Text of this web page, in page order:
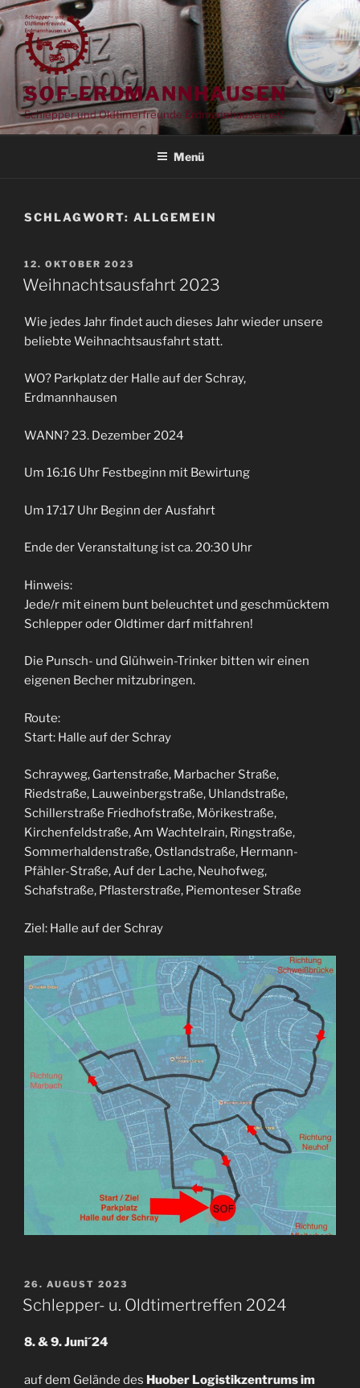
Zum
Inhalt
springen
SOF-ERDMANNHAUSEN
Schlepper und Oldtimerfreunde Erdmannhausen e.V.
Menü
SCHLAGWORT: ALLGEMEIN
VERÖFFENTLICHT
AM
12. OKTOBER 2023
Weihnachtsausfahrt 2023
Wie jedes Jahr findet auch dieses Jahr wieder unsere
beliebte Weihnachtsausfahrt statt.
WO? Parkplatz der Halle auf der Schray,
Erdmannhausen
WANN? 23. Dezember 2024
Um 16:16 Uhr Festbeginn mit Bewirtung
Um 17:17 Uhr Beginn der Ausfahrt
Ende der Veranstaltung ist ca. 20:30 Uhr
Hinweis:
Jede/r mit einem bunt beleuchtet und geschmücktem
Schlepper oder Oldtimer darf mitfahren!
Die Punsch- und Glühwein-Trinker bitten wir einen
eigenen Becher mitzubringen.
Route:
Start: Halle auf der Schray
Schrayweg, Gartenstraße, Marbacher Straße,
Riedstraße, Lauweinbergstraße, Uhlandstraße,
Schillerstraße Friedhofstraße, Mörikestraße,
Kirchenfeldstraße, Am Wachtelrain, Ringstraße,
Sommerhaldenstraße, Ostlandstraße, Hermann-
Pfähler-Straße, Auf der Lache, Neuhofweg,
Schafstraße, Pflasterstraße, Piemonteser Straße
Ziel: Halle auf der Schray
VERÖFFENTLICHT
AM
26. AUGUST 2023
Schlepper- u. Oldtimertreffen 2024
8. & 9. Juni´24
auf dem Gelände des Huober Logistikzentrums im